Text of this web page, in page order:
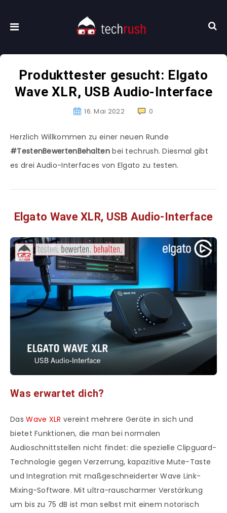
Produkttester gesucht: Elgato
Wave XLR, USB Audio-Interface
16. Mai 2022 0
Herzlich Willkommen zu einer neuen Runde
#TestenBewertenBehaltenbei techrush. Diesmal gibt
es drei Audio-Interfaces von Elgato zu testen.
Elgato Wave XLR, USB Audio-Interface
Was erwartet dich?
DasWave XLR vereint mehrere Geräte in sich und
bietet Funktionen, die man bei normalen
Audioschnittstellen nicht findet: die spezielle Clipguard-
Technologie gegen Verzerrung, kapazitive Mute-Taste
und Integration mit maßgeschneiderter Wave Link-
Mixing-Software. Mit ultra-rauscharmer Verstärkung
um bis zu 75 dB ist man selbst mit einem notorisch